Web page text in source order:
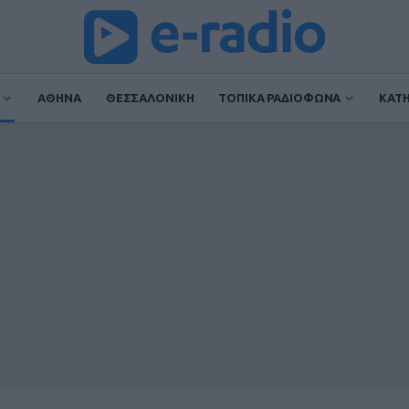
ΑΘΗΝΑ ΘΕΣΣΑΛΟΝΙΚΗ ΤΟΠΙΚΑ ΡΑΔΙΟΦΩΝΑ